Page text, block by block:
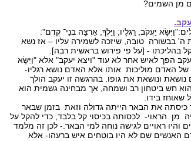
מן השמים?
יַעֲקֹב, רַגְלָיו; וַיֵּלֶךְ, אַרְצָה בְנֵי־ קֶדֶם":
בבשורה טובה, שיזכה לשמירה עליו – אז נשא
בהליכתו - [על פי פירוש בראשית רבה].
הפך לאיש אחר לא עוד "ויצא יעקב" אלא "וַיִּשָּׂא
של האדם מוליכות אותו אלא האדם נושא רגליו-
ונושאת את גופו. בהרגשה זו יעקב הולך
חש ביטחון רב ושמחה, אך מבחינה גשמית הוא
בידו.
כיסתה את הבאר הייתה גדולה וזאת בזמן שבאר
מן הראוי- לכסותה בכיסוי קל בלבד, כדי להקל על
והיו ראויים לגישה נוחה למי הבאר.- לכן זה מלמד
האנשים שם לא היו בוטחים איש ברעהו- אלא